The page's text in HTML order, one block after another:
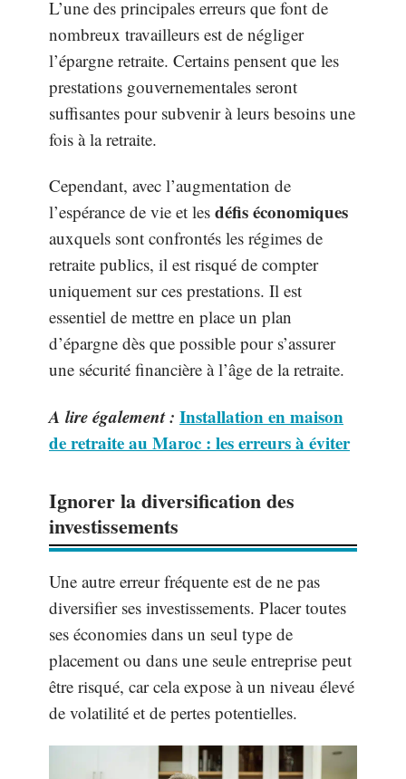
L’une des principales erreurs que font de
nombreux travailleurs est de négliger
l’épargne retraite. Certains pensent que les
prestations gouvernementales seront
suffisantes pour subvenir à leurs besoins une
fois à la retraite.
Cependant, avec l’augmentation de
l’espérance de vie et les défis économiques
auxquels sont confrontés les régimes de
retraite publics, il est risqué de compter
uniquement sur ces prestations. Il est
essentiel de mettre en place un plan
d’épargne dès que possible pour s’assurer
une sécurité financière à l’âge de la retraite.
A lire également : Installation en maison
de retraite au Maroc : les erreurs à éviter
Ignorer la diversification des
investissements
Une autre erreur fréquente est de ne pas
diversifier ses investissements. Placer toutes
ses économies dans un seul type de
placement ou dans une seule entreprise peut
être risqué, car cela expose à un niveau élevé
de volatilité et de pertes potentielles.